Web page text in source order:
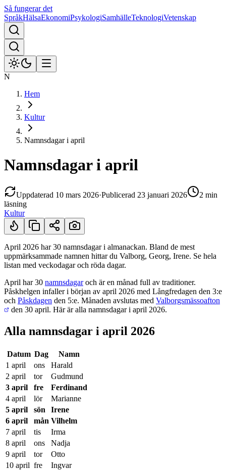
Så fungerar det
SpråkHälsaEkonomiPsykologiSamhälleTeknologiVetenskap
N
Hem
Kultur
Namnsdagar i april
Namnsdagar i april
Uppdaterad 10 mars 2026·Publicerad 23 januari 2026
2 min
läsning
Kultur
Kort svar
April 2026 har 30 namnsdagar i almanackan. Bland de mest
uppmärksammade namnen hittar du Valborg, Georg, Irene. Se hela
listan med veckodagar och röda dagar.
April har 30 namnsdagaroch är en månad full av traditioner.
Påskhelgen infaller i början av april 2026 med Långfredagen den 3:e
och Påskdagen den 5:e. Månaden avslutas med Valborgsmässoafton
den 30 april. Här är alla namnsdagar i april 2026.
Alla namnsdagar i april 2026
Datum Dag
Namn
1 april
ons
Harald
2 april
tor
Gudmund
3 april
fre
Ferdinand
4 april
lör
Marianne
5 april
sön
Irene
6 april
mån Vilhelm
7 april
tis
Irma
8 april
ons
Nadja
9 april
tor
Otto
10 april fre
Ingvar